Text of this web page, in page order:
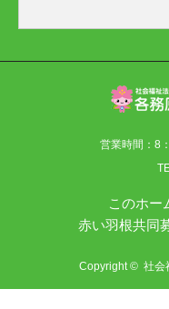
営業時間：8
このホー
赤い羽根共同
Copyright © 社会